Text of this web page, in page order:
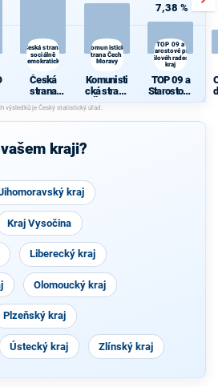
Česká strana
sociálně
demokratická
Česká
strana
sociálně
demokrati
cká
Komunistická
strana Čech a
Moravy
Komunisti
cká strana
Čech a
Moravy
7,38 %
TOP 09 a
Starostové pro
Královéhradecký
kraj
TOP 09 a
Starostové
pro
decký kraj
kraji?
kraj
Kraj Vysočina
Liberecký kraj
Olomoucký kraj
Plzeňský kraj
Ústecký kraj Zlínský kraj